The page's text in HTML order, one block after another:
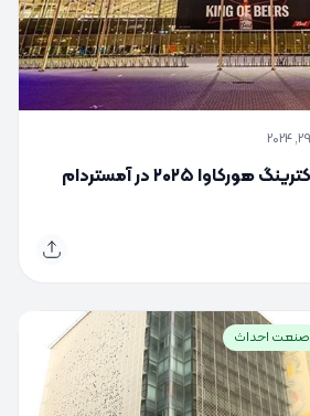
نمایشگاه بین‌المللی کترینگ هورکاوا ۲۰۲۵ در آمستردام
صنعت احداث